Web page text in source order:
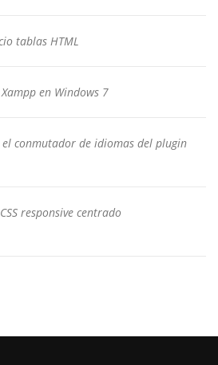
tablas HTML
en Windows 7
conmutador de idiomas del plugin
responsive centrado